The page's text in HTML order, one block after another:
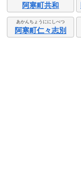
阿寒町共和
あかんちょうににしべつ
阿寒町仁々志別